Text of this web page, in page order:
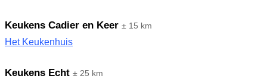
Keukens Cadier en Keer ± 15 km
Het Keukenhuis
Keukens Echt ± 25 km